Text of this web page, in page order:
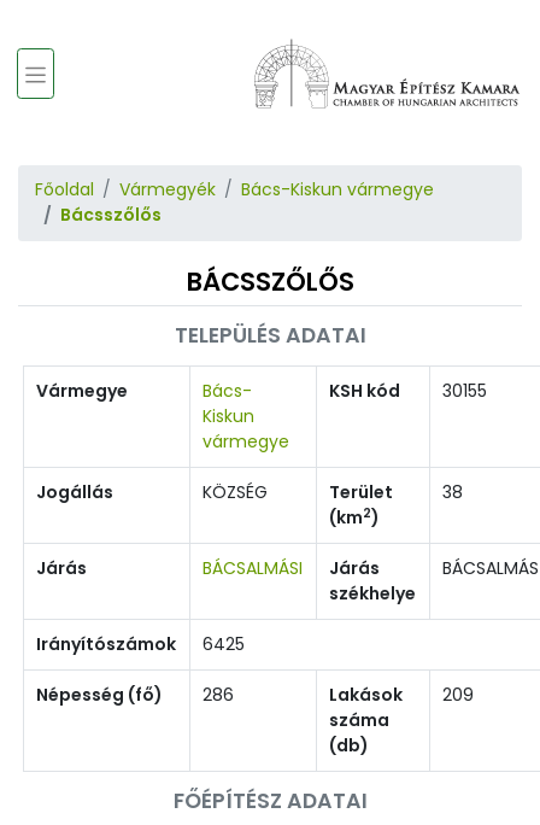
Főoldal Vármegyék
Bács-Kiskun vármegye
Bácsszőlős
BÁCSSZŐLŐS
TELEPÜLÉS ADATAI
Vármegye
Bács-
Kiskun
vármegye
KSH kód 30155
Jogállás KÖZSÉG
Terület
(km2)
38
Járás BÁCSALMÁSI
Járás
székhelye
BÁCSALMÁS
Irányítószámok 6425
Népesség (fő) 286
Lakások
száma
(db)
209
FŐÉPÍTÉSZ ADATAI